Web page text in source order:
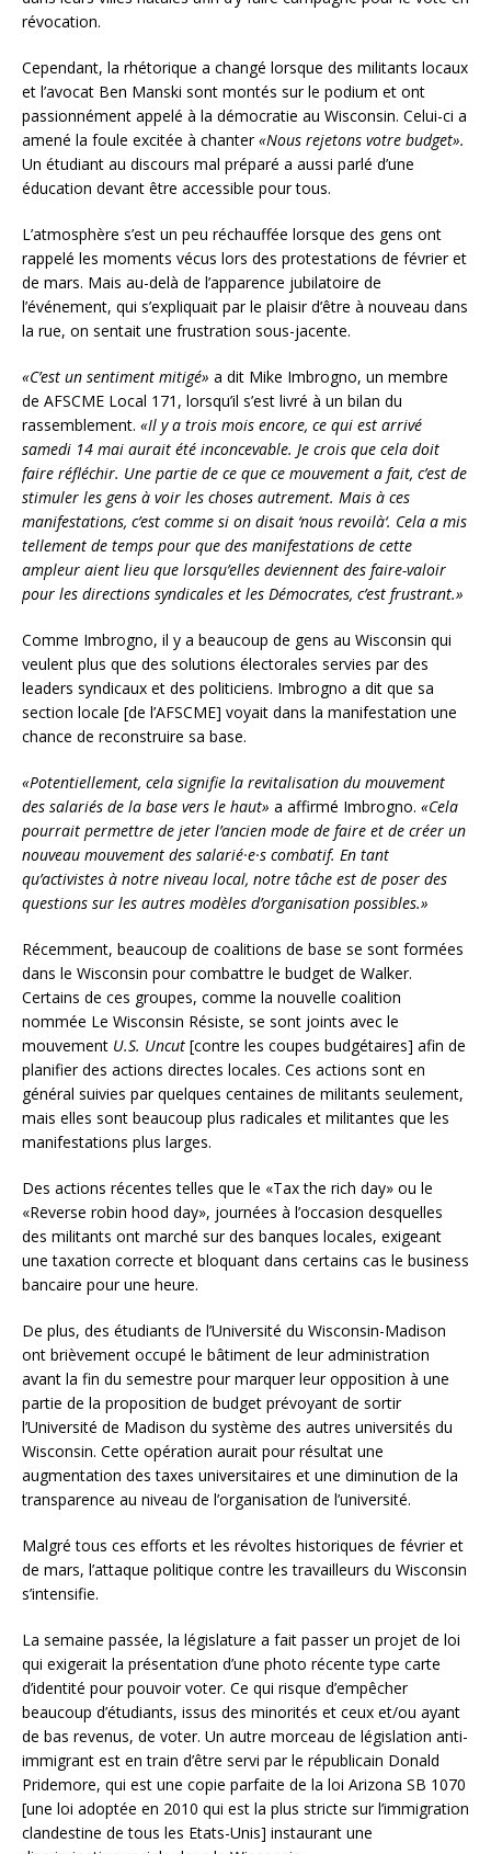
révocation.
Cependant, la rhétorique a changé lorsque des militants locaux
et l’avocat Ben Manski sont montés sur le podium et ont
passionnément appelé à la démocratie au Wisconsin. Celui-ci a
amené la foule excitée à chanter«Nous rejetons votre budget».
Un étudiant au discours mal préparé a aussi parlé d’une
éducation devant être accessible pour tous.
L’atmosphère s’est un peu réchauffée lorsque des gens ont
rappelé les moments vécus lors des protestations de février et
de mars. Mais au-delà de l’apparence jubilatoire de
l’événement, qui s’expliquait par le plaisir d’être à nouveau dans
la rue, on sentait une frustration sous-jacente.
«C’est un sentiment mitigé» a dit Mike Imbrogno, un membre
de AFSCME Local 171, lorsqu’il s’est livré à un bilan du
rassemblement. «Il y a trois mois encore, ce qui est arrivé
samedi 14 mai aurait été inconcevable. Je crois que cela doit
faire réfléchir. Une partie de ce que ce mouvement a fait, c’est de
stimuler les gens à voir les choses autrement. Mais à ces
manifestations, c’est comme si on disait ‘nous revoilà‘. Cela a mis
tellement de temps pour que des manifestations de cette
ampleur aient lieu que lorsqu’elles deviennent des faire-valoir
pour les directions syndicales et les Démocrates, c’est frustrant.»
Comme Imbrogno, il y a beaucoup de gens au Wisconsin qui
veulent plus que des solutions électorales servies par des
leaders syndicaux et des politiciens. Imbrogno a dit que sa
section locale [de l’AFSCME] voyait dans la manifestation une
chance de reconstruire sa base.
«Potentiellement, cela signifie la revitalisation du mouvement
des salariés de la base vers le haut» a affirmé Imbrogno. «Cela
pourrait permettre de jeter l’ancien mode de faire et de créer un
nouveau mouvement des salarié·e·s combatif. En tant
qu’activistes à notre niveau local, notre tâche est de poser des
questions sur les autres modèles d’organisation possibles.»
Récemment, beaucoup de coalitions de base se sont formées
dans le Wisconsin pour combattre le budget de Walker.
Certains de ces groupes, comme la nouvelle coalition
nommée Le Wisconsin Résiste, se sont joints avec le
mouvement U.S. Uncut [contre les coupes budgétaires] afin de
planifier des actions directes locales. Ces actions sont en
général suivies par quelques centaines de militants seulement,
mais elles sont beaucoup plus radicales et militantes que les
manifestations plus larges.
Des actions récentes telles que le «Tax the rich day» ou le
«Reverse robin hood day», journées à l’occasion desquelles
des militants ont marché sur des banques locales, exigeant
une taxation correcte et bloquant dans certains cas le business
bancaire pour une heure.
De plus, des étudiants de l’Université du Wisconsin-Madison
ont brièvement occupé le bâtiment de leur administration
avant la fin du semestre pour marquer leur opposition à une
partie de la proposition de budget prévoyant de sortir
l’Université de Madison du système des autres universités du
Wisconsin. Cette opération aurait pour résultat une
augmentation des taxes universitaires et une diminution de la
transparence au niveau de l’organisation de l’université.
Malgré tous ces efforts et les révoltes historiques de février et
de mars, l’attaque politique contre les travailleurs du Wisconsin
s’intensifie.
La semaine passée, la législature a fait passer un projet de loi
qui exigerait la présentation d’une photo récente type carte
d’identité pour pouvoir voter. Ce qui risque d’empêcher
beaucoup d’étudiants, issus des minorités et ceux et/ou ayant
de bas revenus, de voter. Un autre morceau de législation anti-
immigrant est en train d’être servi par le républicain Donald
Pridemore, qui est une copie parfaite de la loi Arizona SB 1070
[une loi adoptée en 2010 qui est la plus stricte sur l’immigration
clandestine de tous les Etats-Unis] instaurant une